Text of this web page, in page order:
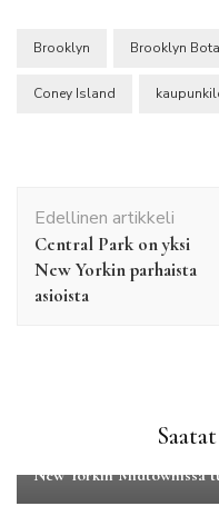
Brooklyn Brooklyn
Coney Island
selaus
Edellinen artikkeli
Central Park on yksi
New Yorkin parhaista
asioista
New Yorkin Midtownissa